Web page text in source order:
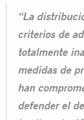
“La
criterios de
totalmente
medidas de
han
defender el